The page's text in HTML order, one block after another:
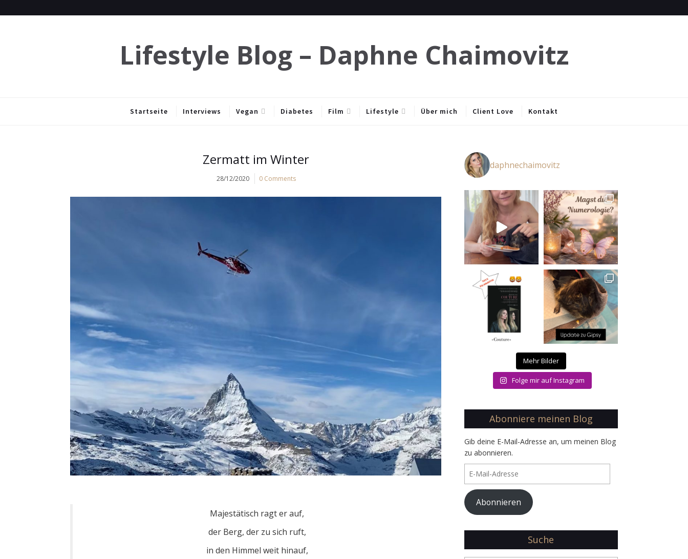
Lifestyle Blog – Daphne Chaimovitz
Startseite Interviews Vegan Diabetes Film Lifestyle Über mich Client Love Kontakt
Zermatt im Winter
28/12/2020 0 Comments
Majestätisch ragt er auf,
der Berg, der zu sich ruft,
in den Himmel weit hinauf,
daphnechaimovitz
Mehr Bilder
Folge mir auf Instagram
Abonniere meinen Blog
Gib deine E-Mail-Adresse an, um meinen Blog
zu abonnieren.
Mail-
Adresse
Abonnieren
Suche